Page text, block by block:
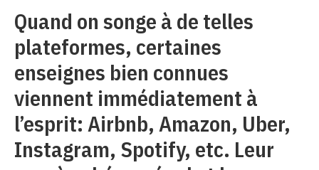
Quand on songe à de telles
plateformes, certaines
enseignes bien connues
viennent immédiatement à
l’esprit: Airbnb, Amazon, Uber,
Instagram, Spotify, etc. Leur